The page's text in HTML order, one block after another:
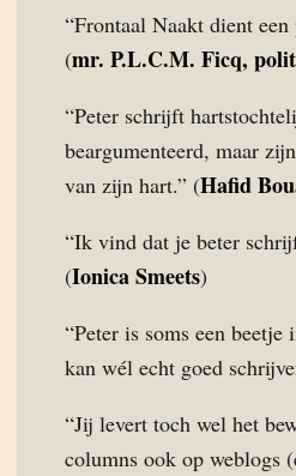
“Frontaal Naakt dient
(mr. P.L.C.M. Ficq,
“Peter schrijft
beargumenteerd, maar
van zijn hart.” (Hafid
“Ik vind dat je beter
(Ionica Smeets)
“Peter is soms een beetje
kan wél echt goed
“Jij levert toch wel het
columns ook op weblogs